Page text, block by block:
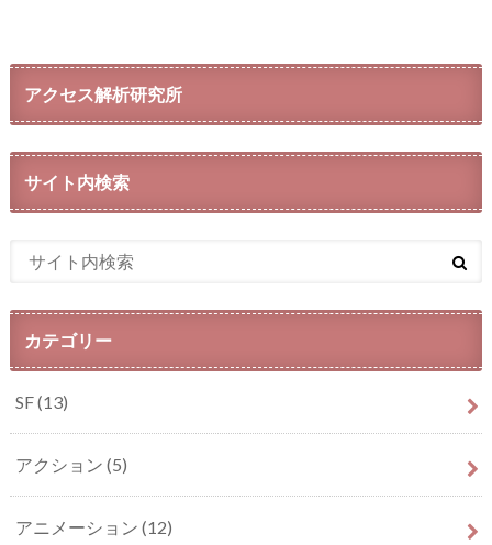
アクセス解析研究所
サイト内検索
カテゴリー
SF(13)
アクション (5)
アニメーション (12)